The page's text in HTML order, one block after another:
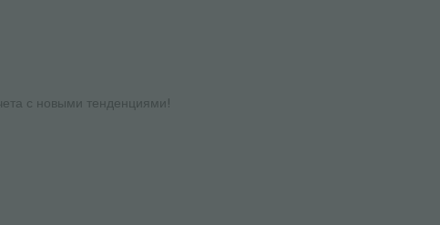
с новыми тенденциями!